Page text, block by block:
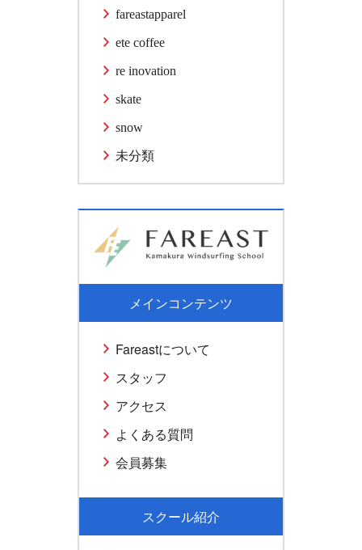
fareastapparel
ete coffee
re inovation
skate
snow
未分類
メインコンテンツ
Fareastについて
スタッフ
アクセス
よくある質問
会員募集
スクール紹介